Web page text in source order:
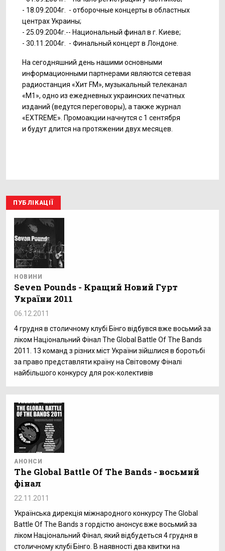
- 18.09.2004г. - отборочные концерты в областных
центрах Украины;
- 25.09.2004г.-- Национальный финал в г. Киеве;
- 30.11.2004г. - Финальный концерт в Лондоне.
На сегодняшний день нашими основными
информационными партнерами являются сетевая
радиостанция «Хит FM», музыкальный телеканал
«М1», одно из ежедневных украинских печатных
изданий (ведутся переговоры), а также журнал
«EXTREME». Промоакции начнутся с 1 сентября
и будут длится на протяжении двух месяцев.
ПУБЛІКАЦІЇ
НОВИНИ
Seven Pounds - Кращий Новий Гурт
України 2011
06.12.2011
4 грудня в столичному клубі Бінго відбувся вже восьмий за
ліком Національний Фінал The Global Battle Of The Bands
2011. 13 команд з різних міст України зійшлися в боротьбі
за право представляти країну на Світовому Фіналі
найбільшого конкурсу для рок-колективів
АНОНСИ
The Global Battle Of The Bands - восьмий
фінал
22.11.2011
Українська дирекція міжнародного конкурсу The Global
Battle Of The Bands з гордістю анонсує вже восьмий за
ліком Національний Фінал, який відбудеться 4 грудня в
столичному клубі Бінго. В наявності два квитки на